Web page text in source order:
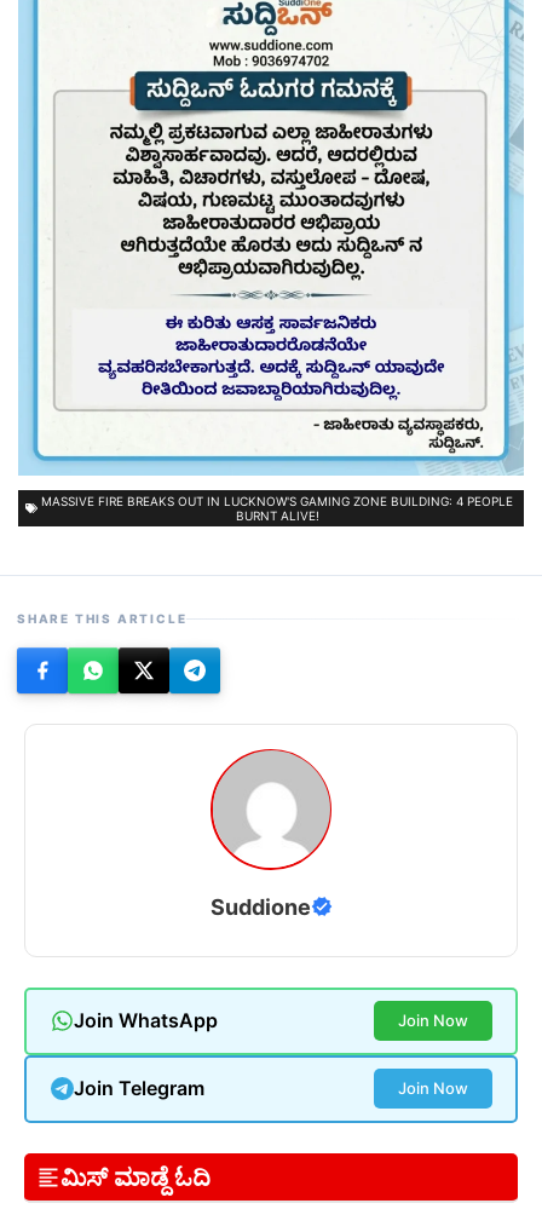
MASSIVE FIRE BREAKS OUT IN LUCKNOW'S GAMING ZONE BUILDING: 4 PEOPLE
BURNT ALIVE!
SHARE THIS ARTICLE
Suddione
Join WhatsApp Join Now
Join Telegram Join Now
ಮಿಸ್ ಮಾಡ್ದೆ ಓದಿ